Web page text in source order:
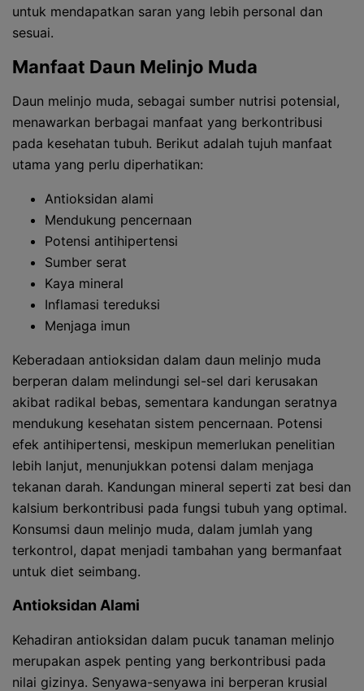
untuk mendapatkan saran yang lebih personal dan
sesuai.
Manfaat Daun Melinjo Muda
Daun melinjo muda, sebagai sumber nutrisi potensial,
menawarkan berbagai manfaat yang berkontribusi
pada kesehatan tubuh. Berikut adalah tujuh manfaat
utama yang perlu diperhatikan:
Antioksidan alami
Mendukung pencernaan
Potensi antihipertensi
Sumber serat
Kaya mineral
Inflamasi tereduksi
Menjaga imun
Keberadaan antioksidan dalam daun melinjo muda
berperan dalam melindungi sel-sel dari kerusakan
akibat radikal bebas, sementara kandungan seratnya
mendukung kesehatan sistem pencernaan. Potensi
efek antihipertensi, meskipun memerlukan penelitian
lebih lanjut, menunjukkan potensi dalam menjaga
tekanan darah. Kandungan mineral seperti zat besi dan
kalsium berkontribusi pada fungsi tubuh yang optimal.
Konsumsi daun melinjo muda, dalam jumlah yang
terkontrol, dapat menjadi tambahan yang bermanfaat
untuk diet seimbang.
Antioksidan Alami
Kehadiran antioksidan dalam pucuk tanaman melinjo
merupakan aspek penting yang berkontribusi pada
nilai gizinya. Senyawa-senyawa ini berperan krusial